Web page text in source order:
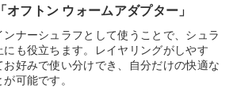
オフトン ウォームアダプター」
ナーシュラフとして使うことで、シュラ
も役立ちます。レイヤリングがしやす
お好みで使い分けでき、自分だけの快適な
可能です。